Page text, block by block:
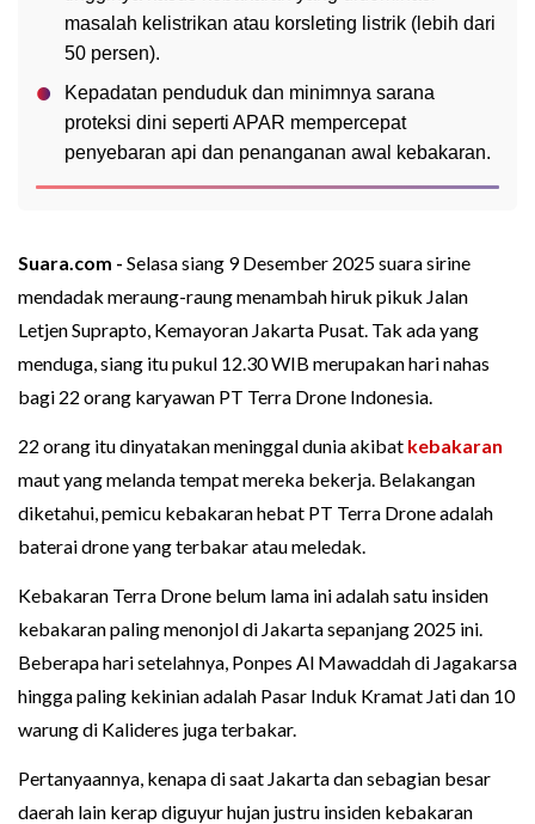
masalah kelistrikan atau korsleting listrik (lebih dari
50 persen).
Kepadatan penduduk dan minimnya sarana
proteksi dini seperti APAR mempercepat
penyebaran api dan penanganan awal kebakaran.
Suara.com - Selasa siang 9 Desember 2025 suara sirine
mendadak meraung-raung menambah hiruk pikuk Jalan
Letjen Suprapto, Kemayoran Jakarta Pusat. Tak ada yang
menduga, siang itu pukul 12.30 WIB merupakan hari nahas
bagi 22 orang karyawan PT Terra Drone Indonesia.
22 orang itu dinyatakan meninggal dunia akibat kebakaran
maut yang melanda tempat mereka bekerja. Belakangan
diketahui, pemicu kebakaran hebat PT Terra Drone adalah
baterai drone yang terbakar atau meledak.
Kebakaran Terra Drone belum lama ini adalah satu insiden
kebakaran paling menonjol di Jakarta sepanjang 2025 ini.
Beberapa hari setelahnya, Ponpes Al Mawaddah di Jagakarsa
hingga paling kekinian adalah Pasar Induk Kramat Jati dan 10
warung di Kalideres juga terbakar.
Pertanyaannya, kenapa di saat Jakarta dan sebagian besar
daerah lain kerap diguyur hujan justru insiden kebakaran